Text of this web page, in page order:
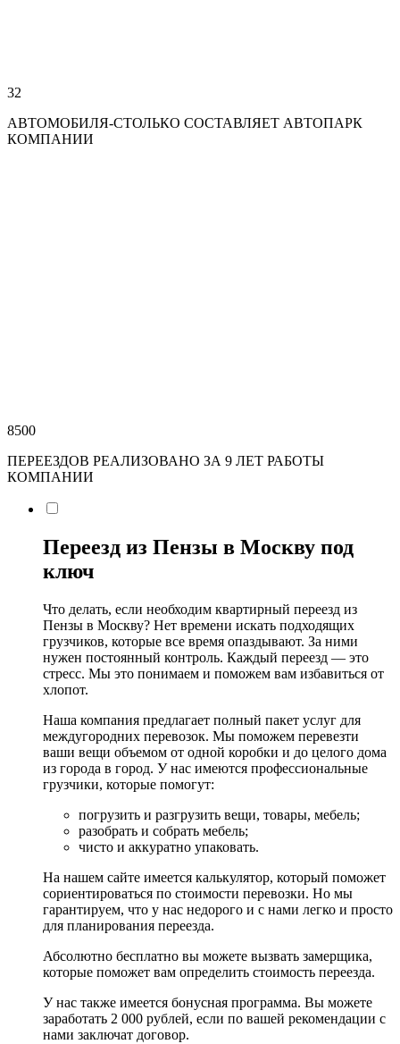
32
АВТОМОБИЛЯ-СТОЛЬКО СОСТАВЛЯЕТ АВТОПАРК
КОМПАНИИ
8500
ПЕРЕЕЗДОВ РЕАЛИЗОВАНО ЗА 9 ЛЕТ РАБОТЫ
КОМПАНИИ
Переезд из Пензы в Москву под
ключ
Что делать, если необходим квартирный переезд из
Пензы в Москву? Нет времени искать подходящих
грузчиков, которые все время опаздывают. За ними
нужен постоянный контроль. Каждый переезд — это
стресс. Мы это понимаем и поможем вам избавиться от
хлопот.
Наша компания предлагает полный пакет услуг для
междугородних перевозок. Мы поможем перевезти
ваши вещи объемом от одной коробки и до целого дома
из города в город. У нас имеются профессиональные
грузчики, которые помогут:
погрузить и разгрузить вещи, товары, мебель;
разобрать и собрать мебель;
чисто и аккуратно упаковать.
На нашем сайте имеется калькулятор, который поможет
сориентироваться по стоимости перевозки. Но мы
гарантируем, что у нас недорого и с нами легко и просто
для планирования переезда.
Абсолютно бесплатно вы можете вызвать замерщика,
которые поможет вам определить стоимость переезда.
У нас также имеется бонусная программа. Вы можете
заработать 2 000 рублей, если по вашей рекомендации с
нами заключат договор.